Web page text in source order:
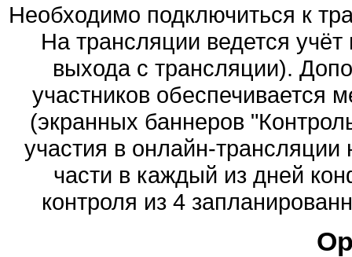
Необходимо подключиться к
На трансляции ведется
выхода с трансляции).
участников обеспечивается
(экранных баннеров
участия в онлайн-
части в каждый из дней
контроля из 4